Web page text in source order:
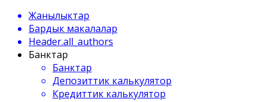
Жанылыктар
Бардык макалалар
Header.all_authors
Банктар
Банктар
Депозиттик калькулятор
Кредиттик калькулятор